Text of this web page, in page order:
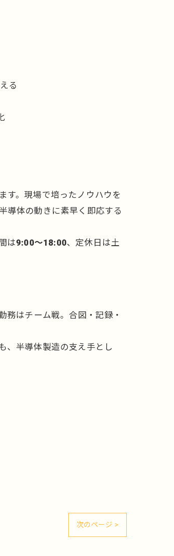
る
す。現場で培ったノウハウを
導体の動きに素早く即応する
は9:00～18:00、定休日は土
務はチーム戦。合図・記録・
、半導体製造の支え手とし
次のページ >